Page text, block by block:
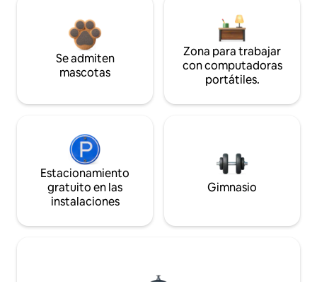
Se admiten
mascotas
Zona para trabajar
con computadoras
portátiles.
Estacionamiento
gratuito en las
instalaciones
Gimnasio